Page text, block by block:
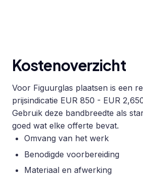
Kostenoverzicht
Voor Figuurglas plaatsen is een
prijsindicatie EUR 850 - EUR
Gebruik deze bandbreedte als
goed wat elke offerte bevat.
Omvang van het werk
Benodigde voorbereiding
Materiaal en afwerking